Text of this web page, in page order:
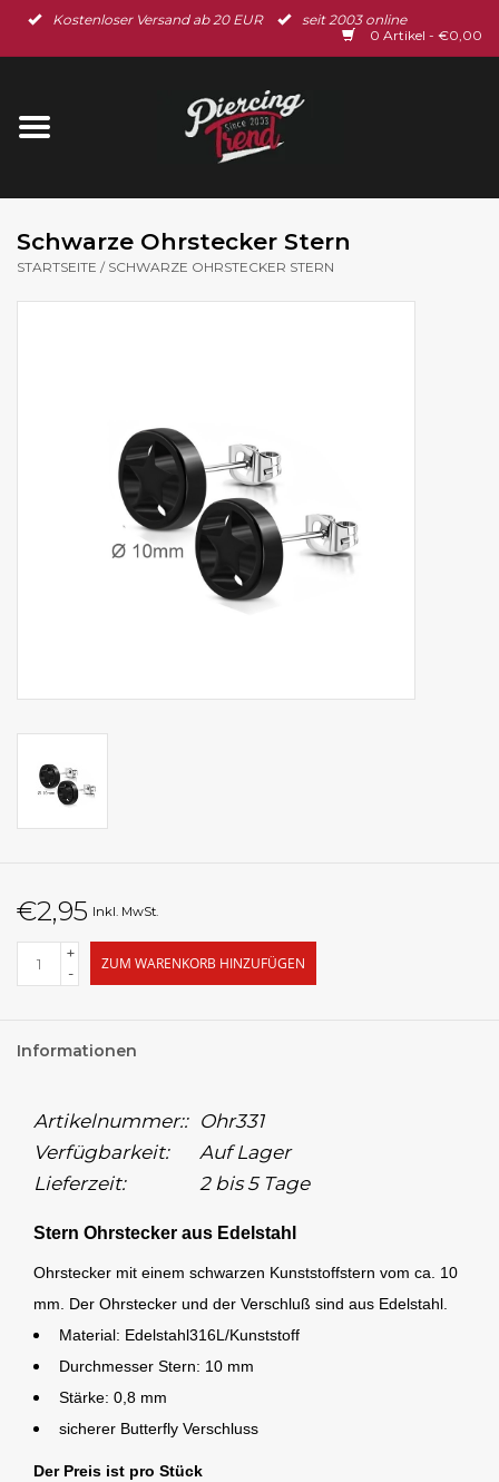
Kostenloser Versand ab 20 EUR
seit 2003 online
0 Artikel - €0,00
Startseite
Ohrschmuck
Schwarze Ohrstecker Stern
STARTSEITE / SCHWARZE OHRSTECKER STERN
€2,95 Inkl. MwSt.
+
-
ZUM WARENKORB HINZUFÜGEN
Informationen
Artikelnummer:: Ohr331
Verfügbarkeit:
Auf Lager
Lieferzeit:
2 bis 5 Tage
Stern Ohrstecker aus Edelstahl
Ohrstecker mit einem schwarzen Kunststoffstern vom ca. 10
mm. Der Ohrstecker und der Verschluß sind aus Edelstahl.
Material: Edelstahl316L/Kunststoff
Durchmesser Stern: 10 mm
Stärke: 0,8 mm
sicherer Butterfly Verschluss
Der Preis ist pro Stück